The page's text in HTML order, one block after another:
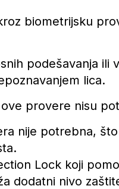
biometrijsku
podešavanja ili
lica.
provere nisu
nije potrebna,
Lock koji
dodatni nivo